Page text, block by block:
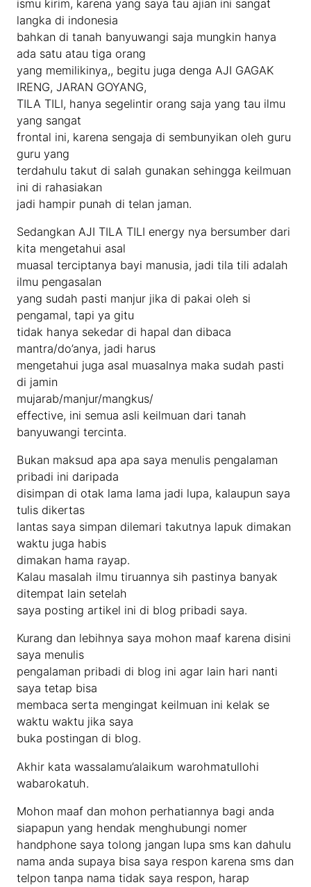
ismu kirim, karena yang saya tau ajian ini sangat
langka di indonesia
bahkan di tanah banyuwangi saja mungkin hanya
ada satu atau tiga orang
yang memilikinya,, begitu juga denga AJI GAGAK
IRENG, JARAN GOYANG,
TILA TILI, hanya segelintir orang saja yang tau ilmu
yang sangat
frontal ini, karena sengaja di sembunyikan oleh guru
guru yang
terdahulu takut di salah gunakan sehingga keilmuan
ini di rahasiakan
jadi hampir punah di telan jaman.
Sedangkan AJI TILA TILI energy nya bersumber dari
kita mengetahui asal
muasal terciptanya bayi manusia, jadi tila tili adalah
ilmu pengasalan
yang sudah pasti manjur jika di pakai oleh si
pengamal, tapi ya gitu
tidak hanya sekedar di hapal dan dibaca
mantra/do’anya, jadi harus
mengetahui juga asal muasalnya maka sudah pasti
di jamin
mujarab/manjur/mangkus/
effective, ini semua asli keilmuan dari tanah
banyuwangi tercinta.
Bukan maksud apa apa saya menulis pengalaman
pribadi ini daripada
disimpan di otak lama lama jadi lupa, kalaupun saya
tulis dikertas
lantas saya simpan dilemari takutnya lapuk dimakan
waktu juga habis
dimakan hama rayap.
Kalau masalah ilmu tiruannya sih pastinya banyak
ditempat lain setelah
saya posting artikel ini di blog pribadi saya.
Kurang dan lebihnya saya mohon maaf karena disini
saya menulis
pengalaman pribadi di blog ini agar lain hari nanti
saya tetap bisa
membaca serta mengingat keilmuan ini kelak se
waktu waktu jika saya
buka postingan di blog.
Akhir kata wassalamu’alaikum warohmatullohi
wabarokatuh.
Mohon maaf dan mohon perhatiannya bagi anda
siapapun yang hendak menghubungi nomer
handphone saya tolong jangan lupa sms kan dahulu
nama anda supaya bisa saya respon karena sms dan
telpon tanpa nama tidak saya respon, harap